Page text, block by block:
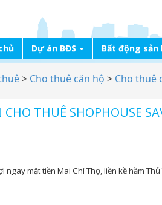
Dự án BĐS Bất động sản
> Cho thuê căn hộ > Cho thuê
THUÊ SHOPHOUSE
mặt tiền Mai Chí Thọ, liền kề hầm